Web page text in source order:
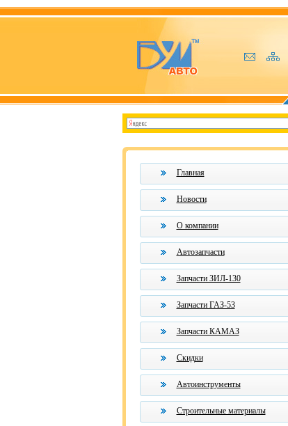
Главная
Новости
О компании
Автозапчасти
Запчасти ЗИЛ-130
Запчасти ГАЗ-53
Запчасти КАМАЗ
Скидки
Автоинструменты
Строительные материалы